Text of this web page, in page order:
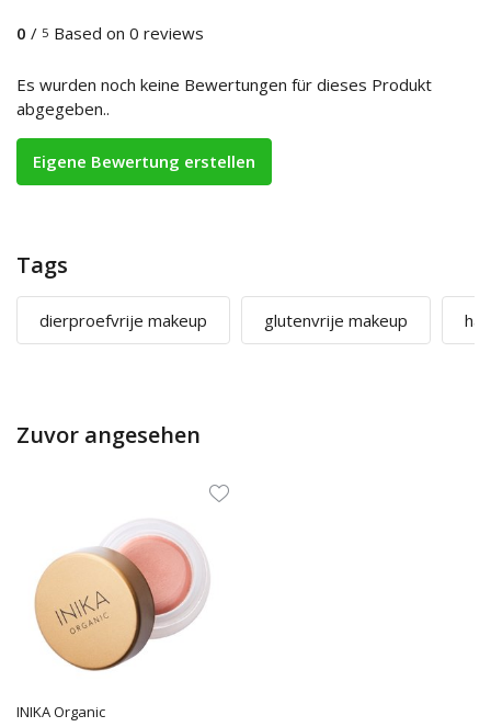
0 / 5 Based on 0 reviews
Es wurden noch keine Bewertungen für dieses Produkt
abgegeben..
Eigene Bewertung erstellen
Tags
dierproefvrije makeup glutenvrije makeup
Zuvor angesehen
INIKA Organic